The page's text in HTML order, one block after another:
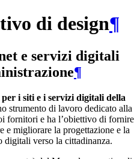
di design¶
e servizi digitali
¶
i siti e i servizi digitali della
strumento di lavoro dedicato alla
fornitori e ha l’obiettivo di fornire
e migliorare la progettazione e la
digitali verso la cittadinanza.